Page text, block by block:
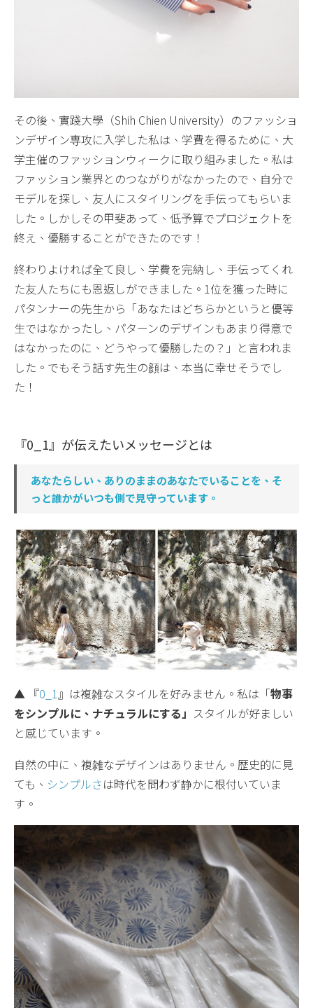
その後、實踐大學（Shih Chien University）のファッショ
ンデザイン専攻に入学した私は、学費を得るために、大
学主催のファッションウィークに取り組みました。私は
ファッション業界とのつながりがなかったので、自分で
モデルを探し、友人にスタイリングを手伝ってもらいま
した。しかしその甲斐あって、低予算でプロジェクトを
終え、優勝することができたのです！
終わりよければ全て良し、学費を完納し、手伝ってくれ
た友人たちにも恩返しができました。1位を獲った時に
パタンナーの先生から「あなたはどちらかというと優等
生ではなかったし、パターンのデザインもあまり得意で
はなかったのに、どうやって優勝したの？」と言われま
した。でもそう話す先生の顔は、本当に幸せそうでし
た！
『0_1』が伝えたいメッセージとは
あなたらしい、ありのままのあなたでいることを、そ
っと誰かがいつも側で見守っています。
▲ 『0_1』は複雑なスタイルを好みません。私は「物事
をシンプルに、ナチュラルにする」 スタイルが好ましい
と感じています。
自然の中に、複雑なデザインはありません。歴史的に見
ても、 シンプルさは時代を問わず静かに根付いていま
す。